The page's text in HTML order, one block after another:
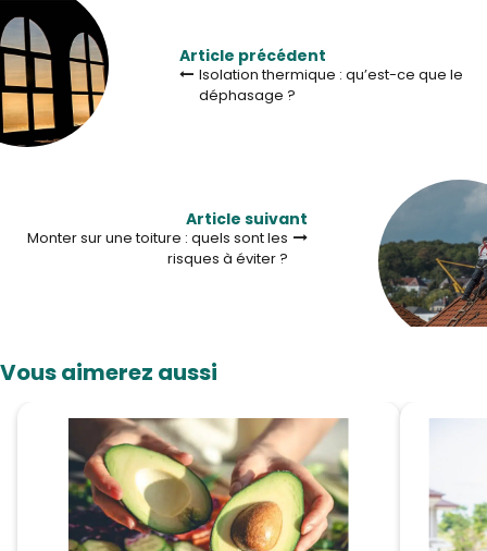
Article précédent
Isolation thermique : qu’est-ce que le
déphasage ?
Article suivant
Monter sur une toiture : quels sont les
risques à éviter ?
Vous aimerez aussi